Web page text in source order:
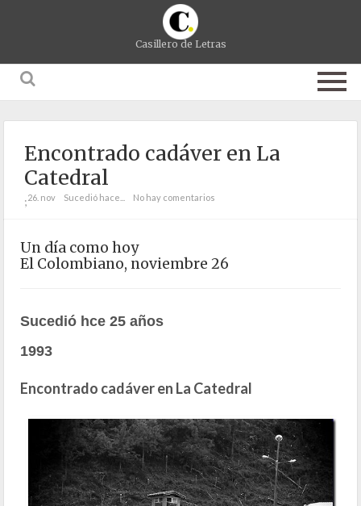
Casillero de Letras
Encontrado cadáver en La
Catedral
;26. nov Sucedió hace... No hay comentarios
Un día como hoy
El Colombiano, noviembre 26
Sucedió hce 25 años
1993
Encontrado cadáver en La Catedral